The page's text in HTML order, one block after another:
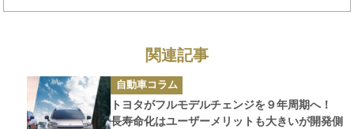
目とは
関連記事
カ
テ
ゴ
リ
ー
自動車コラム
トヨタがフルモデルチェンジを９年周期へ！
長寿命化はユーザーメリットも大きいが開発側